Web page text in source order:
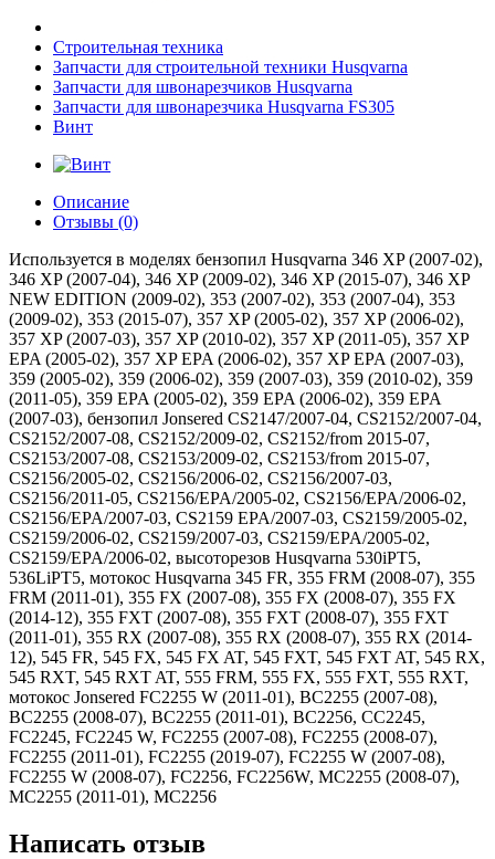
Строительная техника
Запчасти для строительной техники Husqvarna
Запчасти для швонарезчиков Husqvarna
Запчасти для швонарезчика Husqvarna FS305
Винт
Описание
Отзывы (0)
Используется в моделях бензопил Husqvarna 346 XP (2007-02),
346 XP (2007-04), 346 XP (2009-02), 346 XP (2015-07), 346 XP
NEW EDITION (2009-02), 353 (2007-02), 353 (2007-04), 353
(2009-02), 353 (2015-07), 357 XP (2005-02), 357 XP (2006-02),
357 XP (2007-03), 357 XP (2010-02), 357 XP (2011-05), 357 XP
EPA (2005-02), 357 XP EPA (2006-02), 357 XP EPA (2007-03),
359 (2005-02), 359 (2006-02), 359 (2007-03), 359 (2010-02), 359
(2011-05), 359 EPA (2005-02), 359 EPA (2006-02), 359 EPA
(2007-03), бензопил Jonsered CS2147/2007-04, CS2152/2007-04,
CS2152/2007-08, CS2152/2009-02, CS2152/from 2015-07,
CS2153/2007-08, CS2153/2009-02, CS2153/from 2015-07,
CS2156/2005-02, CS2156/2006-02, CS2156/2007-03,
CS2156/2011-05, CS2156/EPA/2005-02, CS2156/EPA/2006-02,
CS2156/EPA/2007-03, CS2159 EPA/2007-03, CS2159/2005-02,
CS2159/2006-02, CS2159/2007-03, CS2159/EPA/2005-02,
CS2159/EPA/2006-02, высоторезов Husqvarna 530iPT5,
536LiPT5, мотокос Husqvarna 345 FR, 355 FRM (2008-07), 355
FRM (2011-01), 355 FX (2007-08), 355 FX (2008-07), 355 FX
(2014-12), 355 FXT (2007-08), 355 FXT (2008-07), 355 FXT
(2011-01), 355 RX (2007-08), 355 RX (2008-07), 355 RX (2014-
12), 545 FR, 545 FX, 545 FX AT, 545 FXT, 545 FXT AT, 545 RX,
545 RXT, 545 RXT AT, 555 FRM, 555 FX, 555 FXT, 555 RXT,
мотокос Jonsered FC2255 W (2011-01), BC2255 (2007-08),
BC2255 (2008-07), BC2255 (2011-01), BC2256, CC2245,
FC2245, FC2245 W, FC2255 (2007-08), FC2255 (2008-07),
FC2255 (2011-01), FC2255 (2019-07), FC2255 W (2007-08),
FC2255 W (2008-07), FC2256, FC2256W, MC2255 (2008-07),
MC2255 (2011-01), MC2256
Написать отзыв